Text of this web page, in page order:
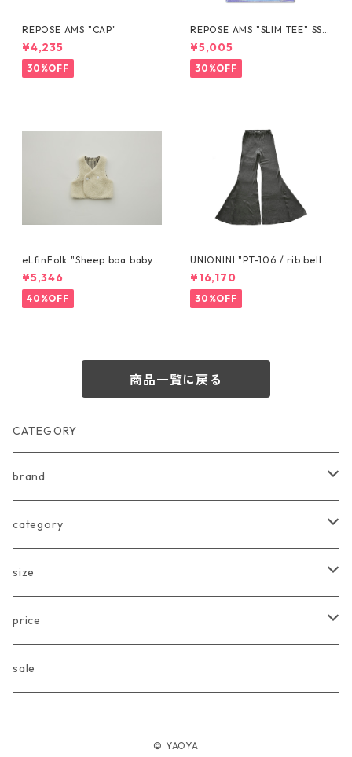
REPOSE AMS "CAP"
¥4,235
30%OFF
REPOSE AMS "SLIM TEE" SS2
6-76
¥5,005
30%OFF
eLfinFolk "Sheep boa baby
Vest (reversible)" (ivory) 10
0
¥5,346
40%OFF
UNIONINI "PT-106 / rib bell
¥16,170
30%OFF
商品一覧に戻る
CATEGORY
brand
arkakama
Another Fox
CARLIJNQ
CIENTA
category
tops
bottoms
one piece
size
Baby
〜80cm
price
〜3000円
sale
© YAOYA